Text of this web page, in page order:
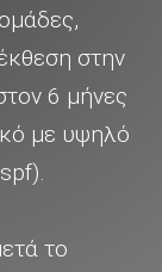
στην
6 μήνες
με υψηλό
το